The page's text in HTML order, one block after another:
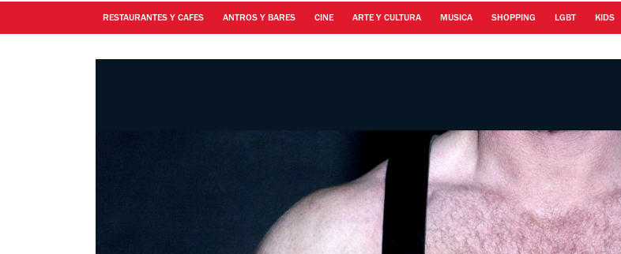
RESTAURANTES Y CAFES ANTROS Y BARES CINE ARTE Y CULTURA MUSICA SHOPPING LGBT KIDS